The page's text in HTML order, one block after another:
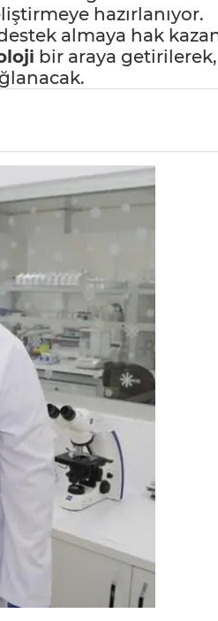
hazırlanıyor.
almaya hak
bir araya getirilerek,